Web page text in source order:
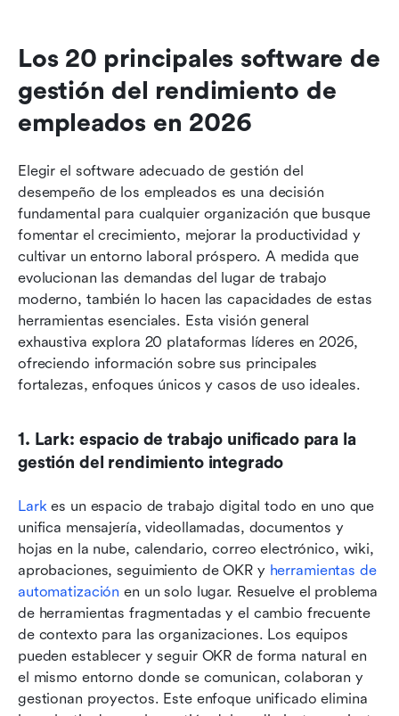
Los 20 principales software de
gestión del rendimiento de
empleados en 2026
Elegir el software adecuado de gestión del
desempeño de los empleados es una decisión
fundamental para cualquier organización que busque
fomentar el crecimiento, mejorar la productividad y
cultivar un entorno laboral próspero. A medida que
evolucionan las demandas del lugar de trabajo
moderno, también lo hacen las capacidades de estas
herramientas esenciales. Esta visión general
exhaustiva explora 20 plataformas líderes en 2026,
ofreciendo información sobre sus principales
fortalezas, enfoques únicos y casos de uso ideales.
1. Lark: espacio de trabajo unificado para la
gestión del rendimiento integrado
Lark es un espacio de trabajo digital todo en uno que
unifica mensajería, videollamadas, documentos y
hojas en la nube, calendario, correo electrónico, wiki,
aprobaciones, seguimiento de OKR y herramientas de
automatización en un solo lugar. Resuelve el problema
de herramientas fragmentadas y el cambio frecuente
de contexto para las organizaciones. Los equipos
pueden establecer y seguir OKR de forma natural en
el mismo entorno donde se comunican, colaboran y
gestionan proyectos. Este enfoque unificado elimina